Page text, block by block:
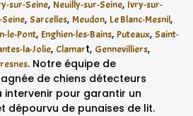
sur-Seine, Neuilly-sur-Seine, Ivry-sur-
, Sarcelles, Meudon, Le Blanc-Mesnil,
le-Pont, Enghien-les-Bains, Puteaux, Saint-
la-Jolie, Clamart, Gennevilliers,
. Notre équipe de
de chiens détecteurs
intervenir pour garantir un
dépourvu de punaises de lit.